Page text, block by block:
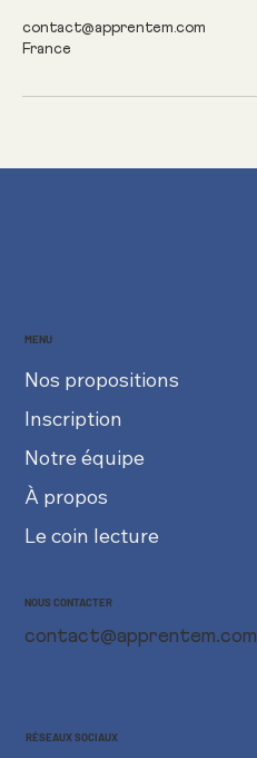
contact@apprentem.com
France
MENU
Nos propositions
Inscription
Notre équipe
À propos
Le coin lecture
NOUS CONTACTER
contact@apprentem.com
RÉSEAUX SOCIAUX